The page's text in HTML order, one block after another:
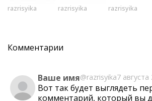
razrisyika razrisyika razrisyika
Комментарии
Ваше имя@razrisyika7
Вот так будет выглядеть
комментарий, который вы